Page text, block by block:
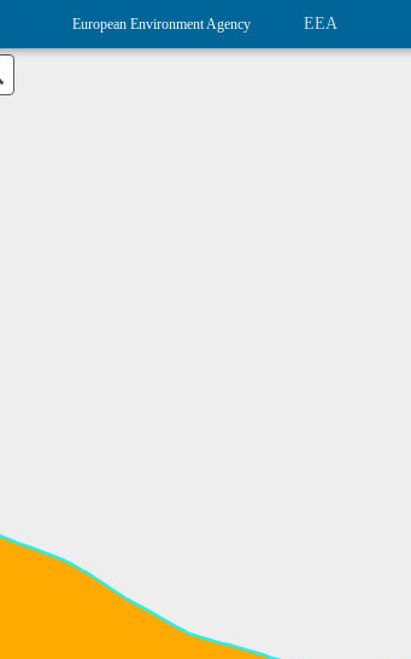
European Environment Agency EEA